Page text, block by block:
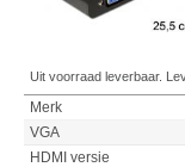
Uit voorraad leverbaar.
Merk
VGA
HDMI versie